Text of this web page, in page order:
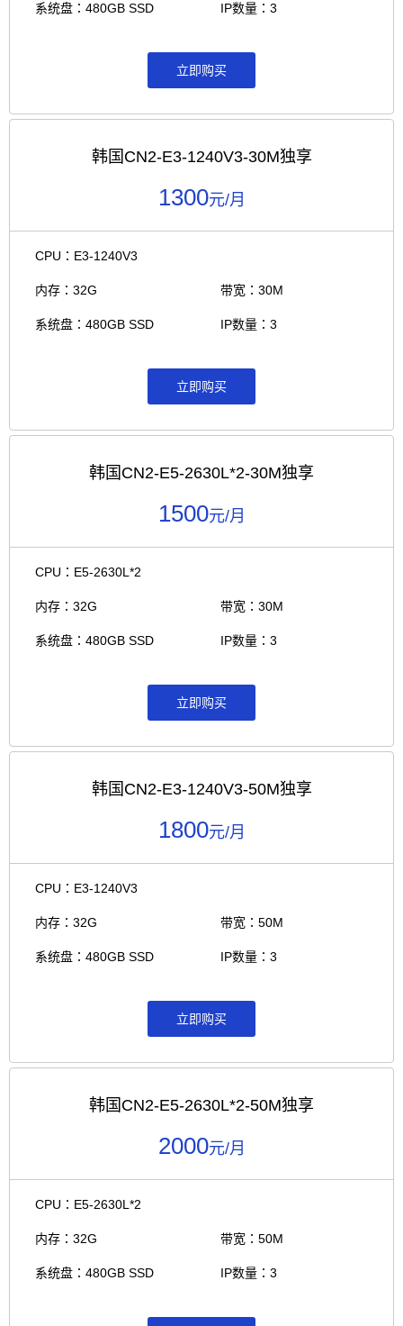
系统盘：480GB SSD IP数量：3
立即购买
韩国CN2-E3-1240V3-30M独享
1300元/月
CPU：E3-1240V3
内存：32G
系统盘：480GB SSD
带宽：30M
IP数量：3
立即购买
韩国CN2-E5-2630L*2-30M独享
1500元/月
CPU：E5-2630L*2
内存：32G
系统盘：480GB SSD
带宽：30M
IP数量：3
立即购买
韩国CN2-E3-1240V3-50M独享
1800元/月
CPU：E3-1240V3
内存：32G
系统盘：480GB SSD
带宽：50M
IP数量：3
立即购买
韩国CN2-E5-2630L*2-50M独享
2000元/月
CPU：E5-2630L*2
内存：32G
系统盘：480GB SSD
带宽：50M
IP数量：3